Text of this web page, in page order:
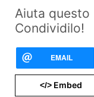
Aiuta
Condividilo!
EMAIL
</>Embed